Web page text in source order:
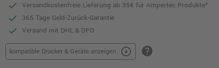
Versandkostenfreie Lieferung ab 35€ für Ampertec Produkte*
365 Tage Geld-Zurück-Garantie
Versand mit DHL & DPD
kompatible Drucker & Geräte anzeigen arrow_circle_down help